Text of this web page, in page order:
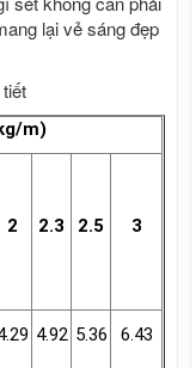
lại vẻ sáng đẹp
m)
2 2.3 2.5 3
4.92 5.36 6.43